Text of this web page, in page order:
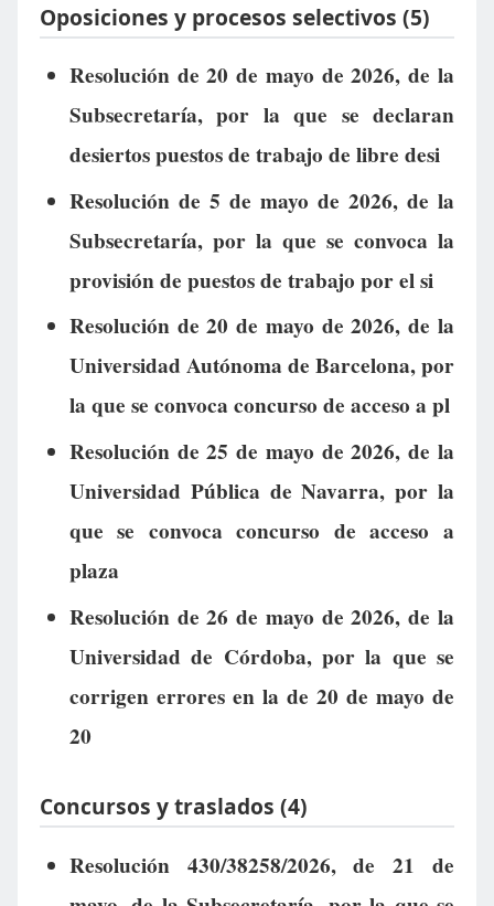
Oposiciones y procesos selectivos (5)
Resolución de 20 de mayo de 2026, de la
Subsecretaría, por la que se declaran
desiertos puestos de trabajo de libre desi
Resolución de 5 de mayo de 2026, de la
Subsecretaría, por la que se convoca la
provisión de puestos de trabajo por el si
Resolución de 20 de mayo de 2026, de la
Universidad Autónoma de Barcelona, por
la que se convoca concurso de acceso a pl
Resolución de 25 de mayo de 2026, de la
Universidad Pública de Navarra, por la
que se convoca concurso de acceso a
plaza
Resolución de 26 de mayo de 2026, de la
Universidad de Córdoba, por la que se
corrigen errores en la de 20 de mayo de
20
Concursos y traslados (4)
Resolución 430/38258/2026, de 21 de